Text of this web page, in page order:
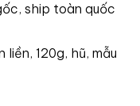
ship toàn quốc
liền, 120g, hũ, mẫu